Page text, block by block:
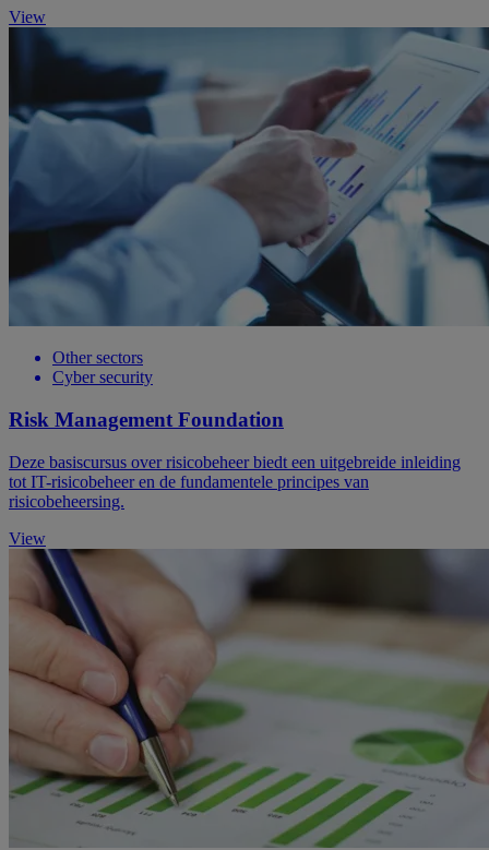
View
Other sectors
Cyber security
Risk Management Foundation
Deze basiscursus over risicobeheer biedt een uitgebreide inleiding
tot IT-risicobeheer en de fundamentele principes van
risicobeheersing.
View